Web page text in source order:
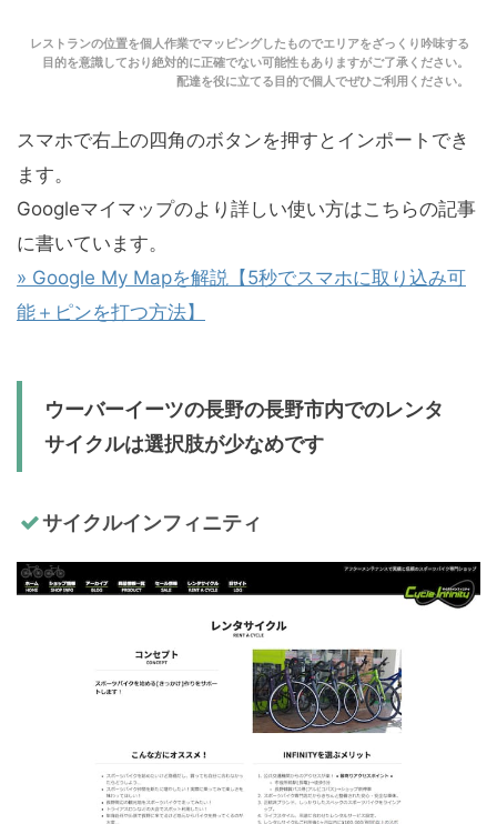
レストランの位置を個人作業でマッピングしたものでエリアをざっくり吟味する
目的を意識しており絶対的に正確でない可能性もありますがご了承ください。
配達を役に立てる目的で個人でぜひご利用ください。
スマホで右上の四角のボタンを押すとインポートでき
ます。
Googleマイマップのより詳しい使い方はこちらの記事
に書いています。
» Google My Mapを解説【5秒でスマホに取り込み可
能＋ピンを打つ方法】
ウーバーイーツの長野の長野市内でのレンタ
サイクルは選択肢が少なめです
サイクルインフィニティ